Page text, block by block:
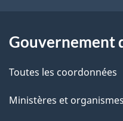
d
e
site
Gouvernement
Toutes les coordonnées
Ministères et organismes